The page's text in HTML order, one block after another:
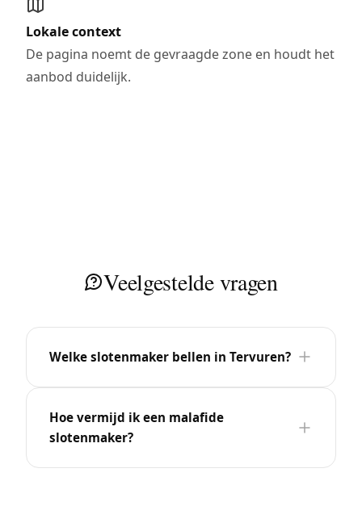
Lokale context
De pagina noemt de gevraagde zone en houdt het
aanbod duidelijk.
Veelgestelde vragen
Welke slotenmaker bellen in Tervuren?
Hoe vermijd ik een malafide
slotenmaker?